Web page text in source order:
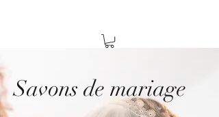
Savons de mariage